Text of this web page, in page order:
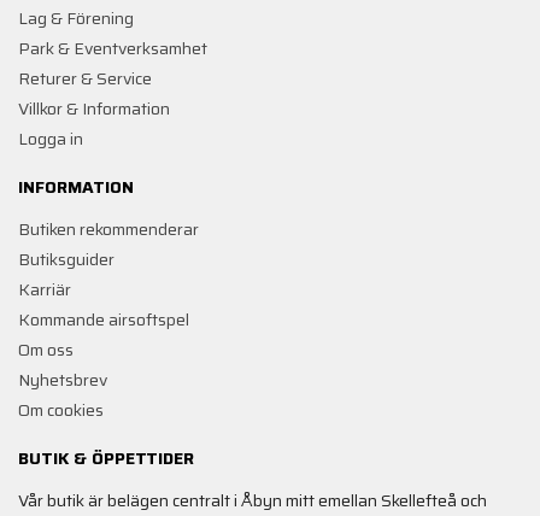
Lag & Förening
Park & Eventverksamhet
Returer & Service
Villkor & Information
Logga in
INFORMATION
Butiken rekommenderar
Butiksguider
Karriär
Kommande airsoftspel
Om oss
Nyhetsbrev
Om cookies
BUTIK & ÖPPETTIDER
Vår butik är belägen centralt i Åbyn mitt emellan Skellefteå och